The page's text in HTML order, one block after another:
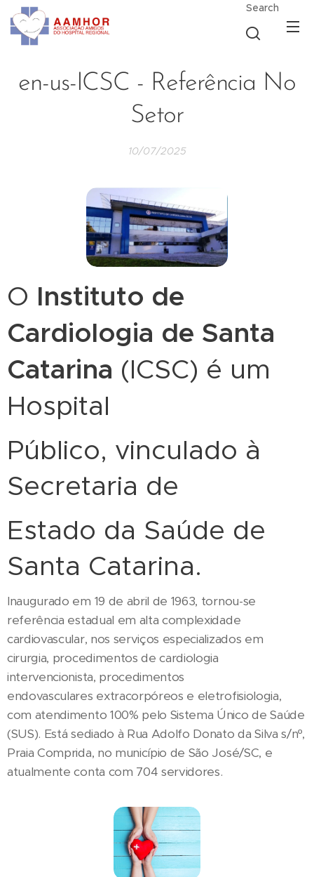
Search
en-us-ICSC - Referência No
Setor
10/07/2025
O Instituto de
Cardiologia de Santa
Catarina (ICSC) é um
Hospital
Público, vinculado à
Secretaria de
Estado da Saúde de
Santa Catarina.
Inaugurado em 19 de abril de 1963, tornou-se
referência estadual em alta complexidade
cardiovascular, nos serviços especializados em
cirurgia, procedimentos de cardiologia
intervencionista, procedimentos
endovasculares extracorpóreos e eletrofisiologia,
com atendimento 100% pelo Sistema Único de Saúde
(SUS). Está sediado à Rua Adolfo Donato da Silva s/nº,
Praia Comprida, no município de São José/SC, e
atualmente conta com 704 servidores.